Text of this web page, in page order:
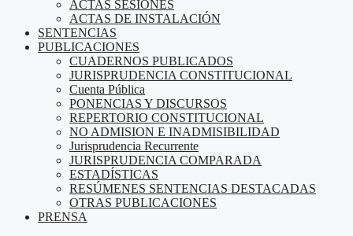
ACTAS SESIONES
ACTAS DE INSTALACIÓN
SENTENCIAS
PUBLICACIONES
CUADERNOS PUBLICADOS
JURISPRUDENCIA CONSTITUCIONAL
Cuenta Pública
PONENCIAS Y DISCURSOS
REPERTORIO CONSTITUCIONAL
NO ADMISION E INADMISIBILIDAD
Jurisprudencia Recurrente
JURISPRUDENCIA COMPARADA
ESTADÍSTICAS
RESÚMENES SENTENCIAS DESTACADAS
OTRAS PUBLICACIONES
PRENSA